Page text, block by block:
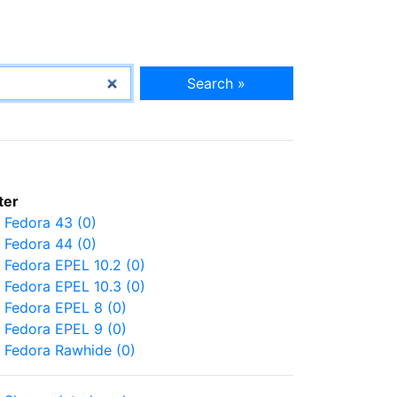
Search »
Fedora 43 (0)
Fedora 44 (0)
Fedora EPEL 10.2 (0)
Fedora EPEL 10.3 (0)
Fedora EPEL 8 (0)
Fedora EPEL 9 (0)
Fedora Rawhide (0)